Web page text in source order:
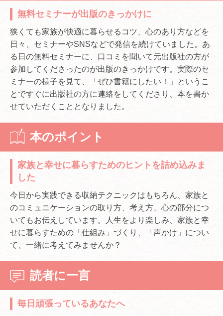
無料セミナーが出版のきっかけに
狭くても家族が快適に暮らせるコツ、心のあり方などを
日々、セミナーやSNSなどで発信を続けていました。あ
る日の無料セミナーに、口コミを聞いて元出版社の方が
参加してくださったのが出版のきっかけです。実際のセ
ミナーの様子を見て、「ぜひ書籍にしたい！」というこ
とですぐに出版社の方に連絡をしてくださり、本を書か
せていただくこととなりました。
本のポイント
家族と幸せに暮らすためのヒントを詰め込みま
した
今日から実践できる収納テクニックはもちろん、家族と
のコミュニケーションの取り方、考え方、心の部分につ
いてもお伝えしています。人生をより楽しみ、家族と幸
せに暮らすための「仕組み」づくり、「声かけ」につい
て、一緒に考えてみませんか？
読者に一言
毎日頑張っているあなたへ